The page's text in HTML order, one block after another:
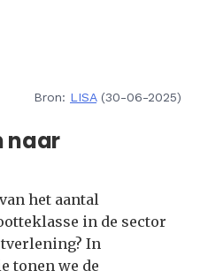
Bron: LISA(30-06-2025)
naar
het aantal
in de sector
In
tonen we de